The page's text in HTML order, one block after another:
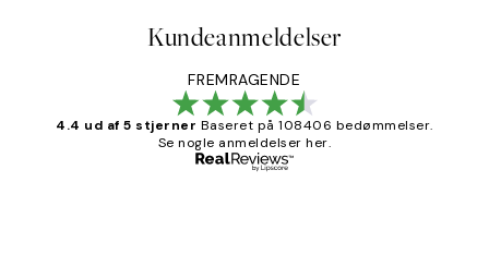
Kundeanmeldelser
FREMRAGENDE
4.4 ud af 5 stjerner Baseret på 108406 bedømmelser.
Se nogle anmeldelser her.